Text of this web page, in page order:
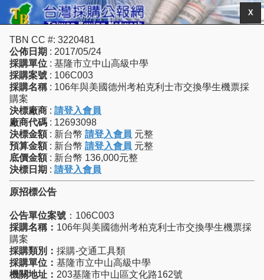
X
TBN CC #: 3220481
公佈日期 : 2017/05/24
採購單位 : 基隆市立中山高級中學
採購案號 : 106C003
採購名稱 : 106年與美國德州考柏克利士市交換學生機票採
購案
決標廠商 : 請登入會員
廠商代碼 : 12693098
決標金額 : 新台幣 請登入會員 元整
預算金額 : 新台幣 請登入會員 元整
底價金額 : 新台幣 136,000元整
決標日期 : 請登入會員
原招標公告
公告單位案號 ：106C003
採購名稱： 106年與美國德州考柏克利士市交換學生機票採
購案
採購類別： 採購-交通工具類
採購單位： 基隆市立中山高級中學
機關地址： 203基隆市中山區文化路162號